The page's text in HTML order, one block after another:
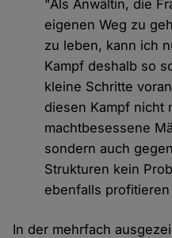
"Als Anwältin, die
eigenen Weg zu
zu leben, kann ich
Kampf deshalb so
kleine Schritte
diesen Kampf nicht
machtbesessene
sondern auch
Strukturen kein
ebenfalls
In der mehrfach